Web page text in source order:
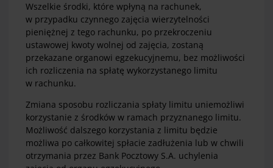
Wszelkie środki, które wpłyną na rachunek,
w przypadku czynnego zajęcia wierzytelności
pieniężnej z tego rachunku, po przekroczeniu
ustawowej kwoty wolnej od zajęcia, zostaną
przekazane organowi egzekucyjnemu, bez możliwości
ich rozliczenia na spłatę wykorzystanego limitu
w rachunku.
Zmiana sposobu rozliczania spłaty limitu uniemożliwi
korzystanie z środków w ramach przyznanego limitu.
Możliwość dalszego korzystania z limitu będzie
możliwa po całkowitej spłacie zadłużenia lub w chwili
otrzymania przez Bank Pocztowy S.A. uchylenia